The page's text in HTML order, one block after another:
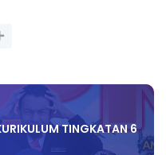
TINGKATAN 6